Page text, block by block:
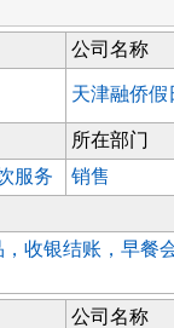
公司名称
天津融侨假
所在部门
服务
销售
收银结账，早餐
公司名称